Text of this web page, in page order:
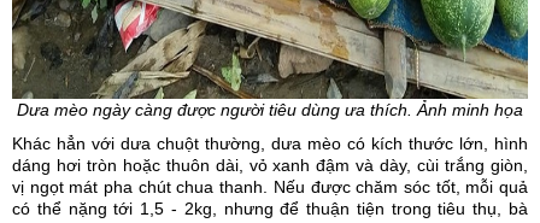
Dưa mèo ngày càng được người tiêu dùng ưa thích. Ảnh minh họa
Khác hẳn với dưa chuột thường, dưa mèo có kích thước lớn, hình
dáng hơi tròn hoặc thuôn dài, vỏ xanh đậm và dày, cùi trắng giòn,
vị ngọt mát pha chút chua thanh. Nếu được chăm sóc tốt, mỗi quả
có thể nặng tới 1,5 - 2kg, nhưng để thuận tiện trong tiêu thụ, bà